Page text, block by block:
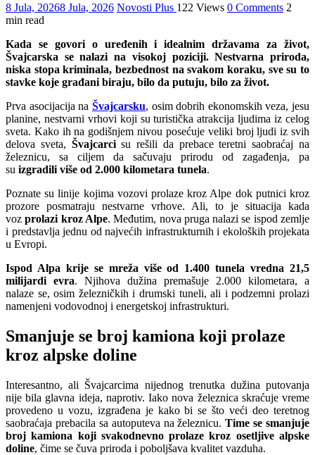
8 Jula, 20268 Jula, 2026 Novosti Plus 122 Views 0 Comments 2
min read
Kada se govori o uređenih i idealnim državama za život,
Švajcarska se nalazi na visokoj poziciji. Nestvarna priroda,
niska stopa kriminala, bezbednost na svakom koraku, sve su to
stavke koje građani biraju, bilo da putuju, bilo za život.
Prva asocijacija na Švajcarsku, osim dobrih ekonomskih veza, jesu
planine, nestvarni vrhovi koji su turistička atrakcija ljudima iz celog
sveta. Kako ih na godišnjem nivou posećuje veliki broj ljudi iz svih
delova sveta, Švajcarcisu rešili da prebace teretni saobraćaj na
železnicu, sa ciljem da sačuvaju prirodu od zagađenja, pa
su izgradili više od 2.000 kilometara tunela.
Poznate su linije kojima vozovi prolaze kroz Alpe dok putnici kroz
prozore posmatraju nestvarne vrhove. Ali, to je situacija kada
vozprolazi kroz Alpe. Međutim, nova pruga nalazi se ispod zemlje
i predstavlja jednu od najvećih infrastrukturnih i ekoloških projekata
u Evropi.
Ispod Alpa krije se mreža više od 1.400 tunela vredna 21,5
milijardi evra. Njihova dužina premašuje 2.000 kilometara, a
nalaze se, osim železničkih i drumski tuneli, ali i podzemni prolazi
namenjeni vodovodnoj i energetskoj infrastrukturi.
Smanjuje se broj kamiona koji prolaze
kroz alpske doline
Interesantno, ali Švajcarcima nijednog trenutka dužina putovanja
nije bila glavna ideja, naprotiv. Iako nova železnica skraćuje vreme
provedeno u vozu, izgrađena je kako bi se što veći deo teretnog
saobraćaja prebacila sa autoputeva na železnicu.Time se smanjuje
broj kamiona koji svakodnevno prolaze kroz osetljive alpske
doline, čime se čuva priroda i poboljšava kvalitet vazduha.